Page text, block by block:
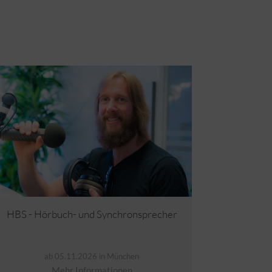
HBS - Hörbuch- und Synchronsprecher
ab 05.11.2026 in München